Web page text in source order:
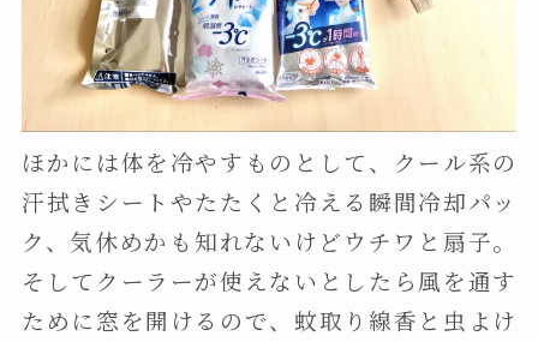
ほかには体を冷やすものとして、クール系の
汗拭きシートやたたくと冷える瞬間冷却パッ
ク、気休めかも知れないけどウチワと扇子。
そしてクーラーが使えないとしたら風を通す
ために窓を開けるので、蚊取り線香と虫よけ